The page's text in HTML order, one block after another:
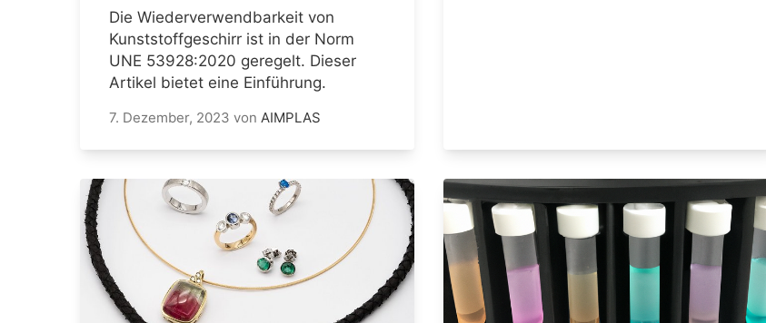
Die Wiederverwendbarkeit von
Kunststoffgeschirr ist in der Norm
UNE 53928:2020 geregelt. Dieser
Artikel bietet eine Einführung.
7. Dezember, 2023 von AIMPLAS